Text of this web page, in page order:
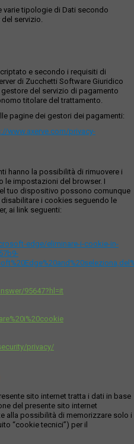
varie tipologie di Dati secondo
servizio.
e secondo i requisiti di
di Zucchetti Software Giuridico
del servizio di pagamento
titolare del trattamento.
pagine dei gestori dei pagamenti:
www.axerve.com/privacy-
hanno la possibilità di rimuovere i
le impostazioni del browser. I
tuo dispositivo possono comunque
i cookies seguendo le
ai link seguenti:
edge/eliminare-i-cookie-in-
95647?hl=it
privacy/
sito internet tratta i dati in base
del presente sito internet
alla possibilità di memorizzare solo i
“cookie tecnici”) per il